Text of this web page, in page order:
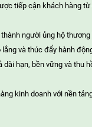
tiếp cận khách hàng
người ủng hộ
lắng và thúc đẩy hành
dài hạn, bền vững và thu
kinh doanh với nền